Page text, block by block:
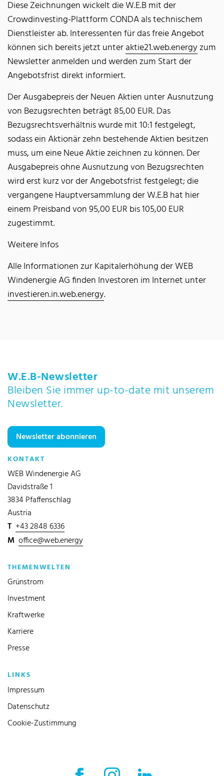
Diese Zeichnungen wickelt die W.E.B mit der
Crowdinvesting-Plattform CONDA als technischem
Dienstleister ab. Interessenten für das freie Angebot
können sich bereits jetzt unteraktie21.web.energyzum
Newsletter anmelden und werden zum Start der
Angebotsfrist direkt informiert.
Der Ausgabepreis der Neuen Aktien unter Ausnutzung
von Bezugsrechten beträgt 85,00 EUR. Das
Bezugsrechtsverhältnis wurde mit 10:1 festgelegt,
sodass ein Aktionär zehn bestehende Aktien besitzen
muss, um eine Neue Aktie zeichnen zu können. Der
Ausgabepreis ohne Ausnutzung von Bezugsrechten
wird erst kurz vor der Angebotsfrist festgelegt; die
vergangene Hauptversammlung der W.E.B hat hier
einem Preisband von 95,00 EUR bis 105,00 EUR
zugestimmt.
Weitere Infos
Alle Informationen zur Kapitalerhöhung der WEB
Windenergie AG finden Investoren im Internet unter
investieren.in.web.energy.
W.E.B-Newsletter
Bleiben Sie immer up-to-date mit unserem
Newsletter.
Newsletter abonnieren
KONTAKT
WEB Windenergie AG
Davidstraße 1
3834 Pfaffenschlag
Austria
T +43 2848 6336
M office@web.energy
THEMENWELTEN
Grünstrom
Investment
Kraftwerke
Karriere
Presse
LINKS
Impressum
Datenschutz
Cookie-Zustimmung